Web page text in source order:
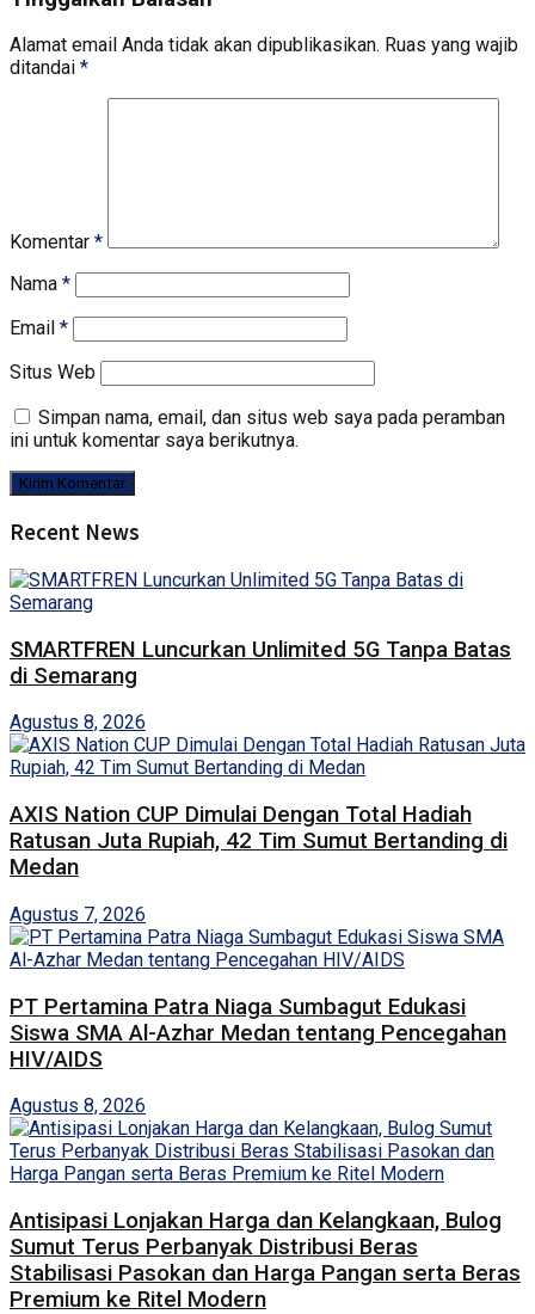
Alamat email Anda tidak akan dipublikasikan. Ruas yang wajib
ditandai *
Komentar *
Nama *
Email *
Situs Web
Simpan nama, email, dan situs web saya pada peramban
ini untuk komentar saya berikutnya.
Recent News
SMARTFREN Luncurkan Unlimited 5G Tanpa Batas
di Semarang
Agustus 8, 2026
AXIS Nation CUP Dimulai Dengan Total Hadiah
Ratusan Juta Rupiah, 42 Tim Sumut Bertanding di
Medan
Agustus 7, 2026
PT Pertamina Patra Niaga Sumbagut Edukasi
Siswa SMA Al-Azhar Medan tentang Pencegahan
HIV/AIDS
Agustus 8, 2026
Antisipasi Lonjakan Harga dan Kelangkaan, Bulog
Sumut Terus Perbanyak Distribusi Beras
Stabilisasi Pasokan dan Harga Pangan serta Beras
Premium ke Ritel Modern